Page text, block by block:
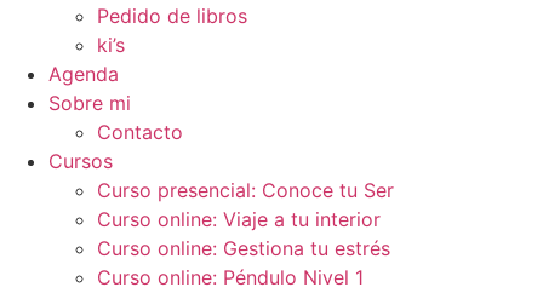
Pedido de libros
ki’s
Agenda
Sobre mi
Contacto
Cursos
Curso presencial: Conoce tu Ser
Curso online: Viaje a tu interior
Curso online: Gestiona tu estrés
Curso online: Péndulo Nivel 1